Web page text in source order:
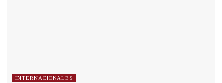
INTERNACIONALES